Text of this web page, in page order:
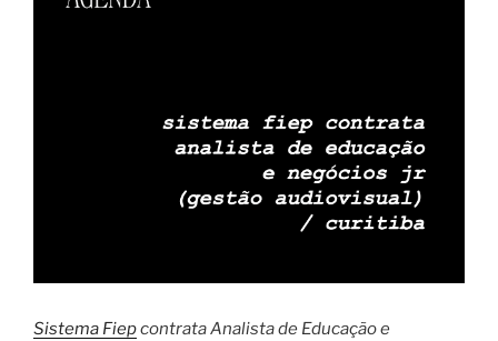
Sistema Fiepcontrata Analista de Educação e